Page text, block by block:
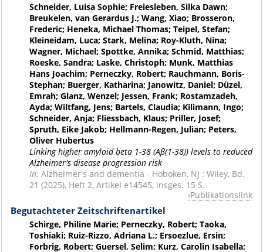
Schneider, Luisa Sophie; Freiesleben, Silka Dawn;
Breukelen, van Gerardus J.; Wang, Xiao; Brosseron,
Frederic; Heneka, Michael Thomas; Teipel, Stefan;
Kleineidam, Luca; Stark, Melina; Roy-Kluth, Nina;
Wagner, Michael; Spottke, Annika; Schmid, Matthias;
Roeske, Sandra; Laske, Christoph; Munk, Matthias
Hans Joachim; Perneczky, Robert; Rauchmann, Boris-
Stephan; Buerger, Katharina; Janowitz, Daniel; Düzel,
Emrah; Glanz, Wenzel; Jessen, Frank; Rostamzadeh,
Ayda; Wiltfang, Jens; Bartels, Claudia; Kilimann, Ingo;
Schneider, Anja; Fliessbach, Klaus; Priller, Josef;
Spruth, Eike Jakob; Hellmann-Regen, Julian; Peters,
Oliver Hubertus
Linking higher amyloid beta 1-38 (Aβ(1-38)) levels to reduced
Alzheimer's disease progression risk
In: Alzheimer's and dementia - Hoboken, NJ : Wiley, Bd.
21 (2025), Heft 2, Artikel e14545, insges. 15 S.
Publikationslink
Begutachteter Zeitschriftenartikel
Schirge, Philine Marie; Perneczky, Robert; Taoka,
Toshiaki; Ruiz-Rizzo, Adriana L.; Ersoezlue, Ersin;
Forbrig, Robert; Guersel, Selim; Kurz, Carolin Isabella;